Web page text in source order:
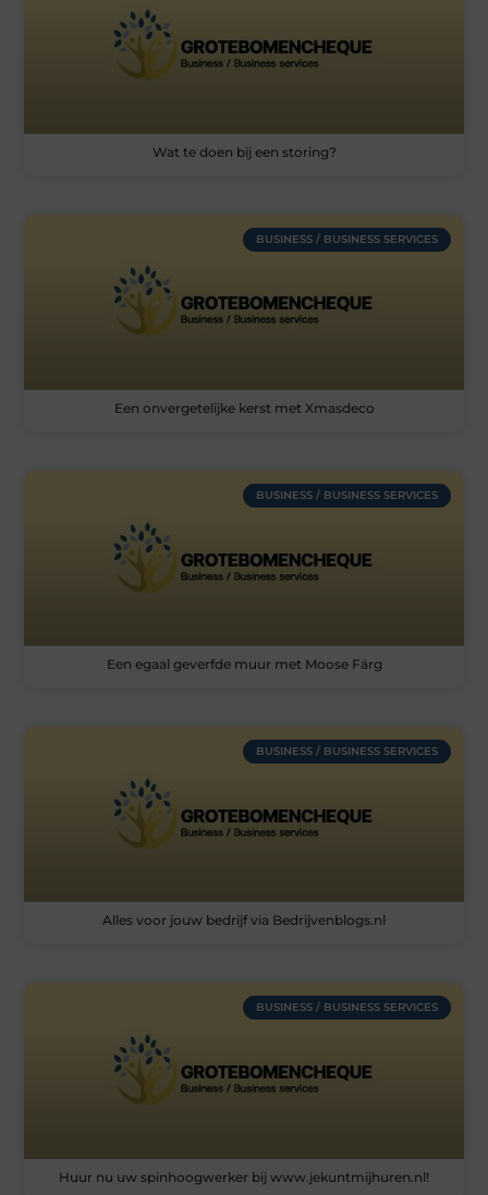
Wat te doen bij een storing?
BUSINESS / BUSINESS SERVICES
Een onvergetelijke kerst met Xmasdeco
BUSINESS / BUSINESS SERVICES
Een egaal geverfde muur met Moose Färg
BUSINESS / BUSINESS SERVICES
Alles voor jouw bedrijf via Bedrijvenblogs.nl
BUSINESS / BUSINESS SERVICES
Huur nu uw spinhoogwerker bij www.jekuntmijhuren.nl!